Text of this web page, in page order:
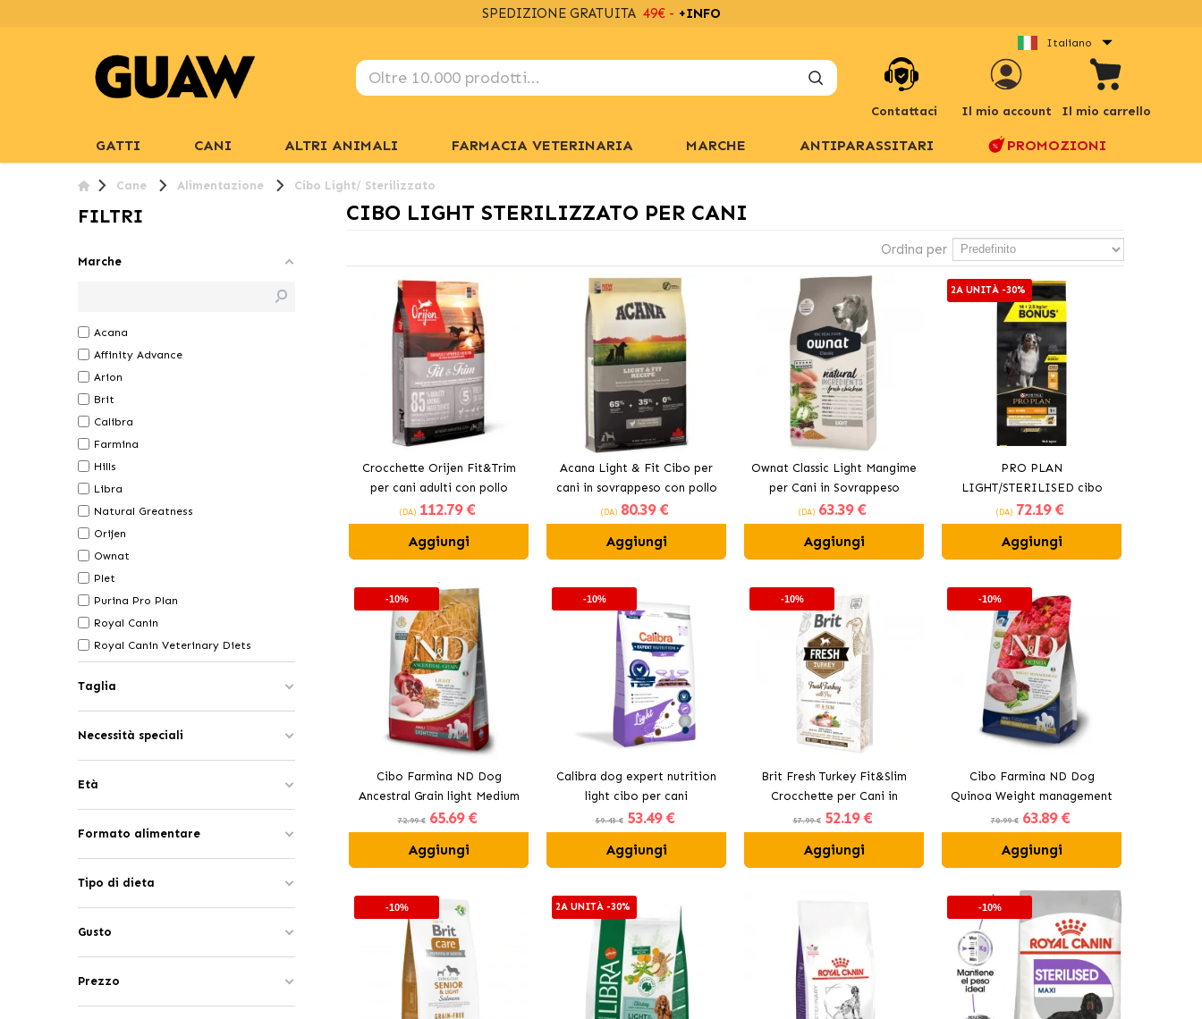
SPEDIZIONE GRATUITA 49€ - +INFO
Italiano
Contattaci Il mio account Il mio carrello
GATTI CANI ALTRI ANIMALI FARMACIA VETERINARIA MARCHE ANTIPARASSITARI PROMOZIONI
Cane Alimentazione Cibo Light/ Sterilizzato
FILTRI
Marche
Acana
Affinity Advance
Arion
Brit
Calibra
Farmina
Hills
Libra
Natural Greatness
Orijen
Ownat
Plet
Purina Pro Plan
Royal Canin
Royal Canin Veterinary Diets
Taglia
Necessità speciali
Età
Formato alimentare
Tipo di dieta
Gusto
Prezzo
CIBO LIGHT STERILIZZATO PER CANI
Ordina per
Crocchette Orijen Fit&Trim
per cani adulti con pollo
(DA) 112.79 €
Aggiungi
Acana Light & Fit Cibo per
cani in sovrappeso con pollo
fresco
(DA) 80.39 €
Aggiungi
Ownat Classic Light Mangime
per Cani in Sovrappeso
(DA) 63.39 €
Aggiungi
2A UNITÀ -30%
PRO PLAN
LIGHT/STERILISED cibo
secco per cani con pollo
(DA) 72.19 €
Aggiungi
-10%
Cibo Farmina ND Dog
Ancestral Grain light Medium
Maxi per cani con pollo
72.99 € 65.69 €
Aggiungi
-10%
Calibra dog expert nutrition
light cibo per cani
59.43 € 53.49 €
Aggiungi
-10%
Brit Fresh Turkey Fit&Slim
Crocchette per Cani in
Sovrappeso con Tacchino
57.99 € 52.19 €
Aggiungi
-10%
Cibo Farmina ND Dog
Quinoa Weight management
per cani con agnello
70.99 € 63.89 €
Aggiungi
-10% 2A UNITÀ -30% -10%